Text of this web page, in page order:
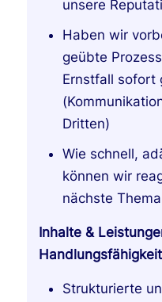
unsere
Haben wir
geübte
Ernstfall sofort
Dritten)
Wie schnell,
können wir
nächste
Inhalte &
Strukturierte